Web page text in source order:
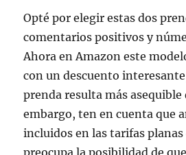
Opté por elegir estas dos
comentarios positivos y
Ahora en Amazon este
con un descuento
prenda resulta más asequible
embargo, ten en cuenta que
incluidos en las tarifas planas
preocupa la posibilidad de